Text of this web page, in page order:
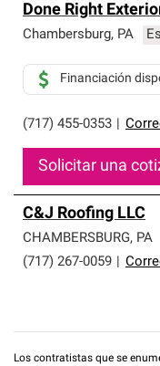
Done Right
Chambersburg, PA
(717) 455-0353
Financiación
Solicitar una
C&J Roofing LLC
CHAMBERSBURG, PA
(717) 267-0059
Los contratistas que se